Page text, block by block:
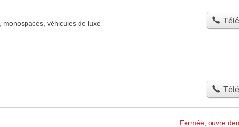
monospaces véhicules de luxe
Fermée, ouvre